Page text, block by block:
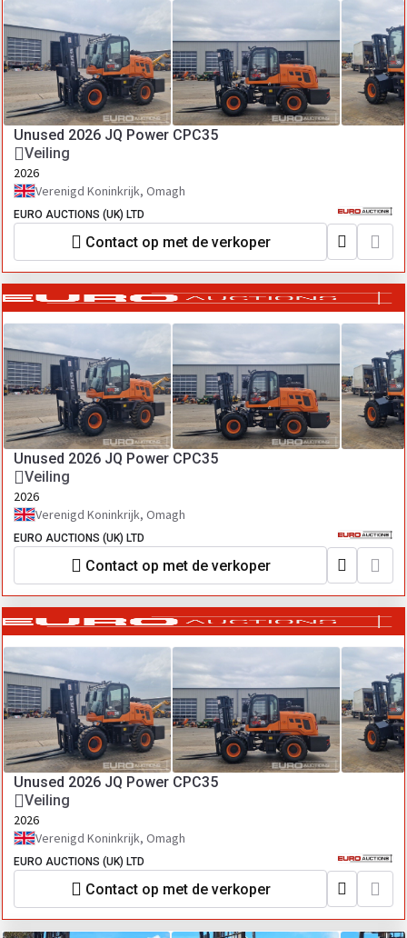
Unused 2026 JQ Power CPC35
Veiling
2026
Verenigd Koninkrijk, Omagh
EURO AUCTIONS (UK) LTD
Contact op met de verkoper
Unused 2026 JQ Power CPC35
Veiling
2026
Verenigd Koninkrijk, Omagh
EURO AUCTIONS (UK) LTD
Contact op met de verkoper
Unused 2026 JQ Power CPC35
Veiling
2026
Verenigd Koninkrijk, Omagh
EURO AUCTIONS (UK) LTD
Contact op met de verkoper